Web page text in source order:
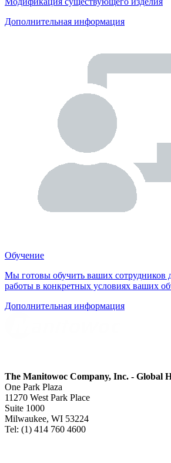
Дополнительная информация
Обучение
Мы готовы обучить ваших сотрудников
работы в конкретных условиях ваших
Дополнительная информация
The Manitowoc Company, Inc. - Global
One Park Plaza
11270 West Park Place
Suite 1000
Milwaukee, WI 53224
Tel: (1) 414 760 4600